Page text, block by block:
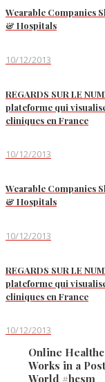
Wearable Companies
& Hospitals
10/12/2013
REGARDS SUR LE
plateforme qui
cliniques en France
10/12/2013
Wearable Companies
& Hospitals
10/12/2013
REGARDS SUR LE
plateforme qui
cliniques en France
10/12/2013
Online
Works in a
World #hcsm